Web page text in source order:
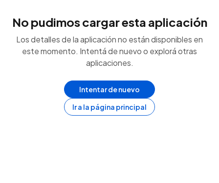
No pudimos cargar esta aplicación
Los detalles de la aplicación no están disponibles en
este momento. Intentá de nuevo o explorá otras
aplicaciones.
Intentar de nuevo
Ir a la página principal